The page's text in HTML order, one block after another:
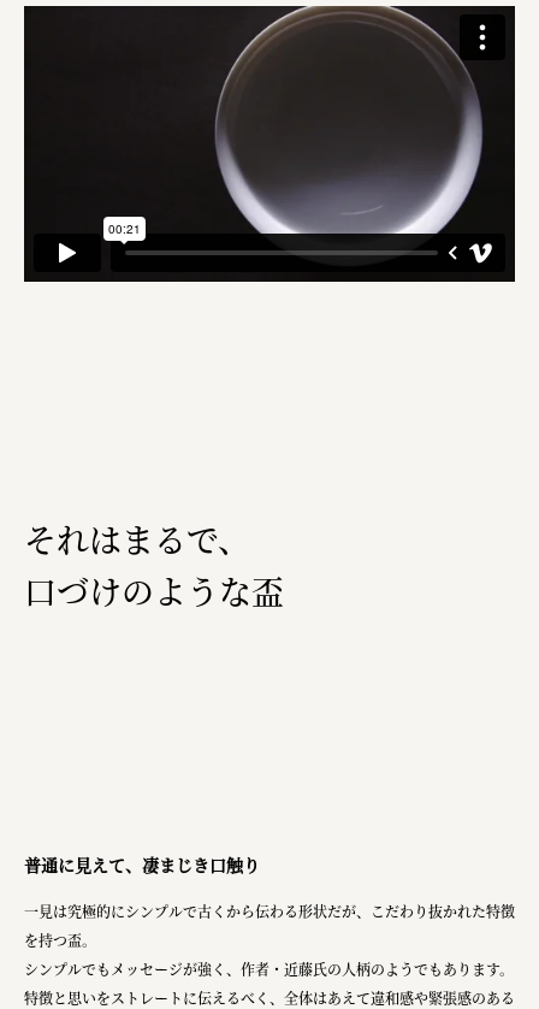
それはまるで、
口づけのような盃
普通に見えて、凄まじき口触り
一見は究極的にシンプルで古くから伝わる形状だが、こだわり抜かれた特徴
を持つ盃。
シンプルでもメッセージが強く、作者・近藤氏の人柄のようでもあります。
特徴と思いをストレートに伝えるべく、全体はあえて違和感や緊張感のある